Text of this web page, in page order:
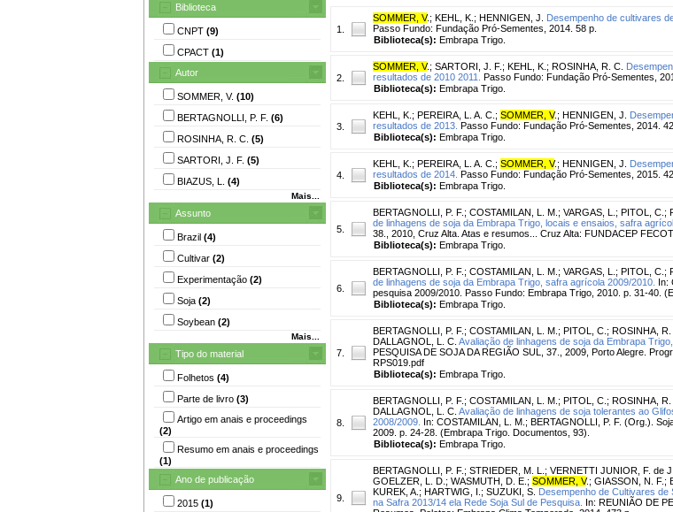
Biblioteca
CNPT (9)
CPACT (1)
Autor
SOMMER, V. (10)
BERTAGNOLLI, P. F. (6)
ROSINHA, R. C. (5)
SARTORI, J. F. (5)
BIAZUS, L. (4)
Mais...
Assunto
Brazil (4)
Cultivar (2)
Experimentação (2)
Soja (2)
Soybean (2)
Mais...
Tipo do material
Folhetos (4)
Parte de livro (3)
Artigo em anais e proceedings
(2)
Resumo em anais e proceedings
(1)
Ano de publicação
2015 (1)
1.
SOMMER, V.; KEHL, K. ; HENNIGEN, J.
Desempenho de cultivares
Passo Fundo: Fundação Pró-Sementes, 2014. 58 p.
Biblioteca(s): Embrapa Trigo.
2.
SOMMER, V.; SARTORI, J. F. ; KEHL, K. ; ROSINHA, R. C.
resultados de 2010 2011.
Passo Fundo: Fundação Pró-Sementes,
Biblioteca(s): Embrapa Trigo.
3.
KEHL, K. ; PEREIRA, L. A. C. ; SOMMER, V.; HENNIGEN, J.
resultados de 2013. Passo Fundo: Fundação Pró-Sementes, 2014. 42
Biblioteca(s): Embrapa Trigo.
4.
KEHL, K. ; PEREIRA, L. A. C. ; SOMMER, V.; HENNIGEN, J.
resultados de 2014. Passo Fundo: Fundação Pró-Sementes, 2015. 42
Biblioteca(s): Embrapa Trigo.
5.
BERTAGNOLLI, P. F. ; COSTAMILAN, L. M. ; VARGAS, L. ; PITOL, C. ;
de linhagens de soja da Embrapa Trigo, locais e ensaios, safra
38., 2010, Cruz Alta. Atas e resumos... Cruz Alta: FUNDACEP
Biblioteca(s): Embrapa Trigo.
6.
BERTAGNOLLI, P. F. ; COSTAMILAN, L. M. ; VARGAS, L. ; PITOL, C. ;
de linhagens de soja da Embrapa Trigo, safra agrícola 2009/2010. In:
pesquisa 2009/2010. Passo Fundo: Embrapa Trigo, 2010. p. 31-40.
Biblioteca(s): Embrapa Trigo.
7.
BERTAGNOLLI, P. F. ; COSTAMILAN, L. M. ; PITOL, C. ; ROSINHA, R.
DALLAGNOL, L. C. Avaliação de linhagens de soja da Embrapa
PESQUISA DE SOJA DA REGIÃO SUL, 37., 2009, Porto Alegre.
RPS019.pdf
Biblioteca(s): Embrapa Trigo.
8.
BERTAGNOLLI, P. F. ; COSTAMILAN, L. M. ; PITOL, C. ; ROSINHA, R.
DALLAGNOL, L. C. Avaliação de linhagens de soja tolerantes ao
2008/2009. In: COSTAMILAN, L. M.; BERTAGNOLLI, P. F. (Org.).
2009. p. 24-28. (Embrapa Trigo. Documentos, 93).
Biblioteca(s): Embrapa Trigo.
9.
BERTAGNOLLI, P. F. ; STRIEDER, M. L. ; VERNETTI JUNIOR, F. de J.
GOELZER, L. D. ; WASMUTH, D. E. ; SOMMER, V.; GIASSON, N. F. ;
KUREK, A. ; HARTWIG, I. ; SUZUKI, S. Desempenho de Cultivares
na Safra 2013/14 ela Rede Soja Sul de Pesquisa. In: REUNIÃO DE